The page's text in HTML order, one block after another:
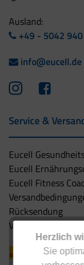
Herzlich
Sie
Ausland:
+49 - 5042
info@eucell.de
Service &
Eucell
Eucell
Eucell Fitness
Rücksendung
Versandpartner